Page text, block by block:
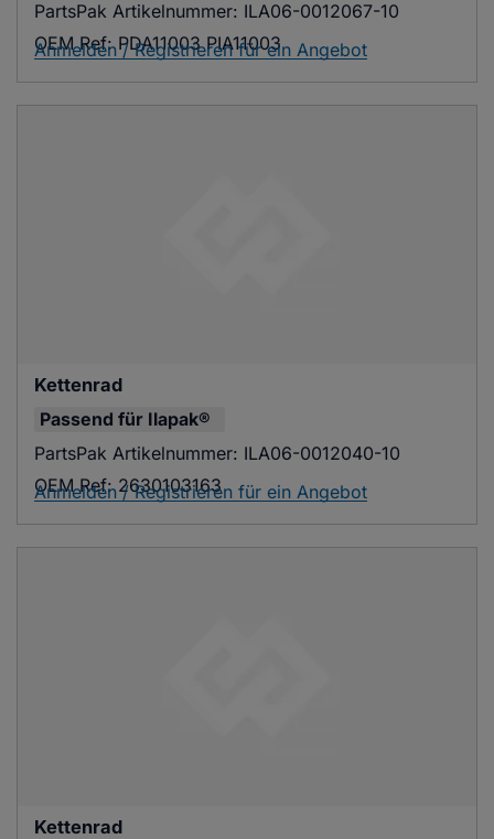
PartsPak Artikelnummer: ILA06-0012067-10
OEM Ref: PDA11003 PIA11003
Anmelden / Registrieren für ein Angebot
Kettenrad
Passend für Ilapak®
PartsPak Artikelnummer: ILA06-0012040-10
OEM Ref: 2630103163
Anmelden / Registrieren für ein Angebot
Kettenrad